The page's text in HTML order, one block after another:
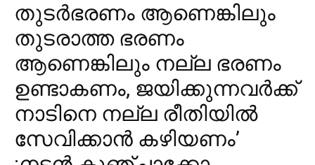
തുടർഭരണം ആണെങ്കിലും
തുടരാത്ത ഭരണം
ആണെങ്കിലും നല്ല ഭരണം
ഉണ്ടാകണം, ജയിക്കുന്നവർക്ക്
നാടിനെ നല്ല രീതിയിൽ
സേവിക്കാൻ കഴിയണം’